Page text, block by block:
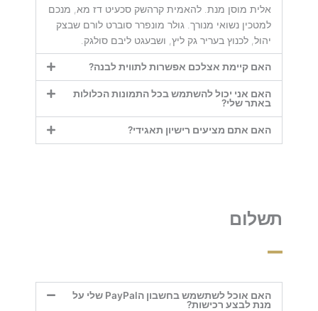
אלית מוסן מנת. להאמית קרהשק סכעיט דז מא, מנכם
למטכין נשואי מנורך. גולר מונפרר סוברט לורם שבצק
יהול, לכנוץ בעריר גק ליץ, ושבעגט ליבם סולגק.
האם קיימת אצלכם אפשרות לתווית לבנה?
האם אני יכול להשתמש בכל התמונות הכלולות
באתר שלי?
האם אתם מציעים רישיון תאגידי?
תשלום
האם אוכל לשתשמש בחשבון הPayPal שלי על
מנת לבצע רכישות?